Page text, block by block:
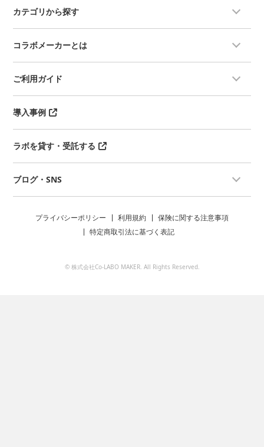
カテゴリから探す
コラボメーカーとは
ご利用ガイド
導入事例
ラボを貸す・受託する
ブログ・SNS
プライバシーポリシー 利用規約
保険に関する注意事項
特定商取引法に基づく表記
© 株式会社Co-LABO MAKER. All Rights Reserved.